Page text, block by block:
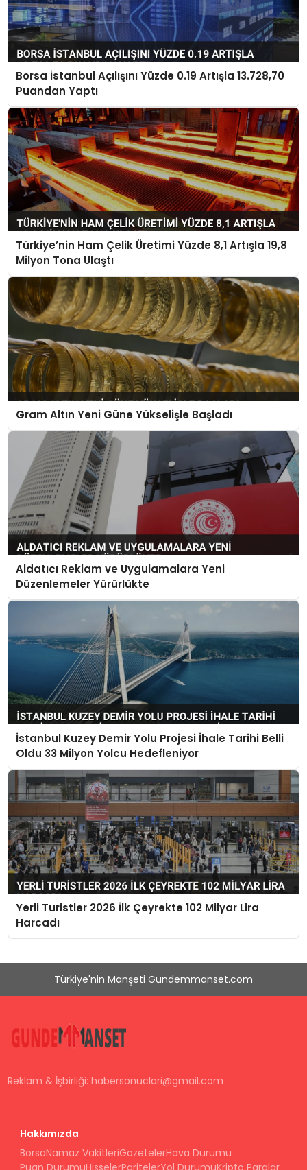
Borsa İstanbul Açılışını Yüzde 0.19 Artışla 13.728,70
Puandan Yaptı
Türkiye’nin Ham Çelik Üretimi Yüzde 8,1 Artışla 19,8
Milyon Tona Ulaştı
Gram Altın Yeni Güne Yükselişle Başladı
Aldatıcı Reklam ve Uygulamalara Yeni
Düzenlemeler Yürürlükte
İstanbul Kuzey Demir Yolu Projesi İhale Tarihi Belli
Oldu 33 Milyon Yolcu Hedefleniyor
Yerli Turistler 2026 İlk Çeyrekte 102 Milyar Lira
Harcadı
Türkiye'nin Manşeti Gundemmanset.com
Reklam & İşbirliği:habersonuclari@gmail.com
Hakkımızda
BorsaNamaz VakitleriGazetelerHava Durumu